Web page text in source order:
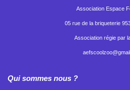
Association Espace
05 rue de la briqueterie
Association régie par
Qui sommes nous ?